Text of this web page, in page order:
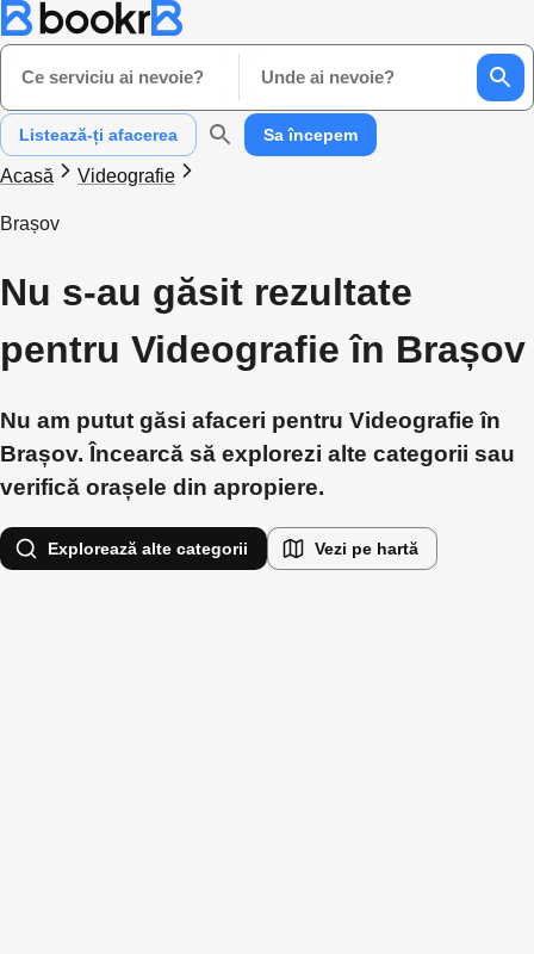
Ce serviciu ai nevoie? Unde ai nevoie?
Listează-ți afacerea Sa începem
Acasă Videografie
Brașov
Nu s-au găsit rezultate
pentru Videografie în Brașov
Nu am putut găsi afaceri pentru Videografie în
Brașov. Încearcă să explorezi alte categorii sau
verifică orașele din apropiere.
Explorează alte categorii Vezi pe hartă